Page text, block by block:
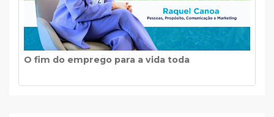
O fim do emprego para a vida toda